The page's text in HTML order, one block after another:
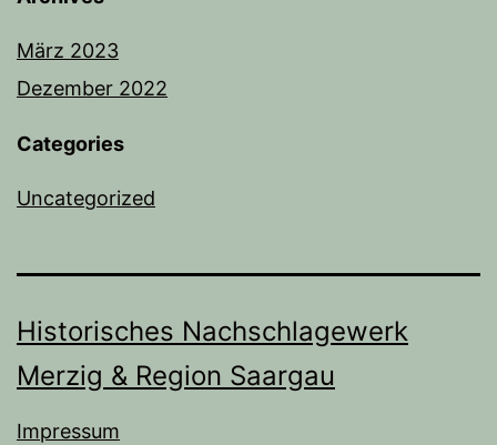
März 2023
Dezember 2022
Categories
Uncategorized
Historisches Nachschlagewerk
Merzig & Region Saargau
Impressum